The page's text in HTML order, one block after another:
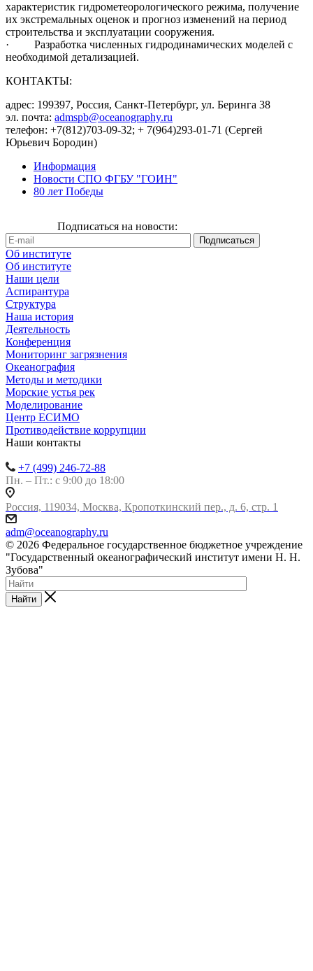
характеристик гидрометеорологического режима, получение
их экстремальных оценок и прогноз изменений на период
строительства и эксплуатации сооружения.
· Разработка численных гидродинамических моделей с
необходимой детализацией.
КОНТАКТЫ:
адрес: 199397, Россия, Санкт-Петербург, ул. Беринга 38
эл. почта: admspb@oceanography.ru
телефон: +7(812)703-09-32; + 7(964)293-01-71 (Сергей
Юрьевич Бородин)
Информация
Новости СПО ФГБУ "ГОИН"
80 лет Победы
Подписаться на новости:
Об институте
Об институте
Наши цели
Аспирантура
Структура
Наша история
Деятельность
Конференция
Мониторинг загрязнения
Океанография
Методы и методики
Морские устья рек
Моделирование
Центр ЕСИМО
Противодействие коррупции
Наши контакты
+7 (499) 246-72-88
Пн. – Пт.: с 9:00 до 18:00
Россия, 119034, Москва, Кропоткинский пер., д. 6, стр. 1
adm@oceanography.ru
© 2026 Федеральное государственное бюджетное учреждение
"Государственный океанографический институт имени Н. Н.
Зубова"
Найти